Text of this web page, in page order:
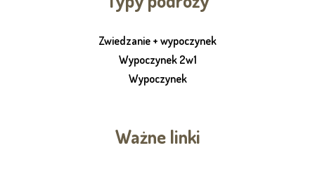
Zwiedzanie + wypoczynek
Wypoczynek 2w1
Wypoczynek
Ważne linki